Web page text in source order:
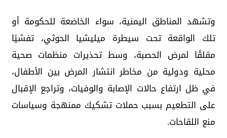
وتشهد المناطق اليمنية، سواء الخاضعة للحكومة أو
تلك الواقعة تحت سيطرة ميليشيا الحوثي، تفشيًا
مقلقًا لمرض الحصبة، وسط تحذيرات منظمات صحية
محلية ودولية من مخاطر انتشار المرض بين الأطفال،
في ظل ارتفاع حالات الإصابة والوفيات، وتراجع الإقبال
على التطعيم بسبب حملات تشكيك ممنهجة وسياسات
منع اللقاحات.